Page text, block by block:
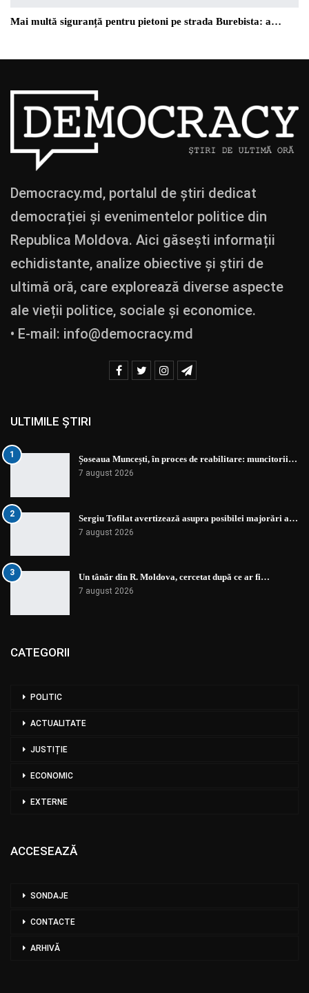
Mai multă siguranță pentru pietoni pe strada Burebista: a…
Democracy.md, portalul de știri dedicat
democrației și evenimentelor politice din
Republica Moldova. Aici găsești informații
echidistante, analize obiective și știri de
ultimă oră, care explorează diverse aspecte
ale vieții politice, sociale și economice.
• E-mail: info@democracy.md
ULTIMILE ȘTIRI
1 Șoseaua Muncești, în proces de reabilitare: muncitorii…
7 august 2026
2 Sergiu Tofilat avertizează asupra posibilei majorări a…
7 august 2026
3 Un tânăr din R. Moldova, cercetat după ce ar fi…
7 august 2026
CATEGORII
POLITIC
ACTUALITATE
JUSTIȚIE
ECONOMIC
EXTERNE
ACCESEAZĂ
SONDAJE
CONTACTE
ARHIVĂ